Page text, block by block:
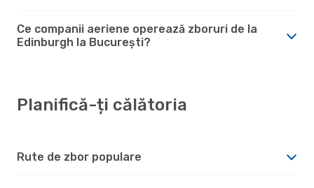
Ce companii aeriene operează zboruri de la
Edinburgh la București?
Planifică-ți călătoria
Rute de zbor populare